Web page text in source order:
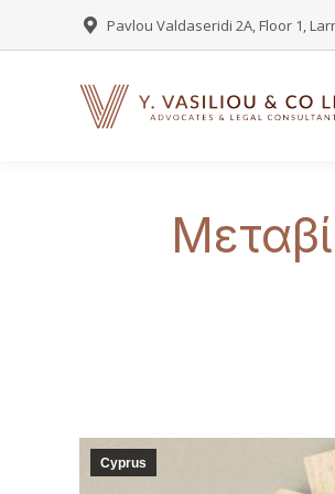
Pavlou Valdaseridi 2A, Floor 1,
Cyprus